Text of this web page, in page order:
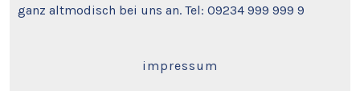
ganz altmodisch bei uns an. Tel: 09234 999 999 9
impressum